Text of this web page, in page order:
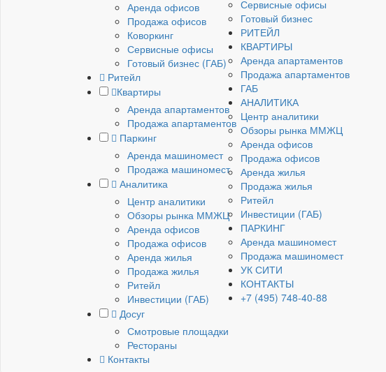
Аренда офисов
Продажа офисов
Коворкинг
Сервисные офисы
Готовый бизнес (ГАБ)
Ритейл
Квартиры
Аренда апартаментов
Продажа апартаментов
Паркинг
Аренда машиномест
Продажа машиномест
Аналитика
Центр аналитики
Обзоры рынка ММЖЦ
Аренда офисов
Продажа офисов
Аренда жилья
Продажа жилья
Ритейл
Инвестиции (ГАБ)
Досуг
Смотровые площадки
Рестораны
Контакты
Сервисные офисы
Готовый бизнес
РИТЕЙЛ
КВАРТИРЫ
Аренда апартаментов
Продажа апартаментов
ГАБ
АНАЛИТИКА
Центр аналитики
Обзоры рынка ММЖЦ
Аренда офисов
Продажа офисов
Аренда жилья
Продажа жилья
Ритейл
Инвестиции (ГАБ)
ПАРКИНГ
Аренда машиномест
Продажа машиномест
УК СИТИ
КОНТАКТЫ
+7 (495) 748-40-88